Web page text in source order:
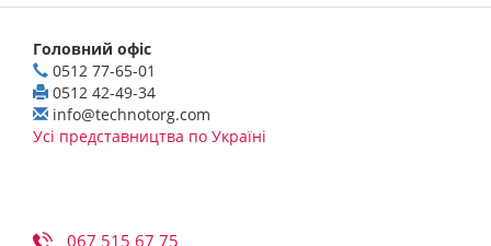
Головний офіс
0512 77-65-01
0512 42-49-34
info@technotorg.com
Усі представництва по Україні